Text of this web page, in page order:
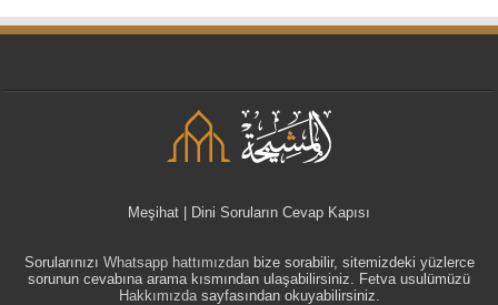
Meşihat | Dini Soruların Cevap Kapısı
Sorularınızı Whatsapp hattımızdanbize sorabilir, sitemizdeki yüzlerce
sorunun cevabına arama kısmından ulaşabilirsiniz. Fetva usulümüzü
Hakkımızdasayfasından okuyabilirsiniz.